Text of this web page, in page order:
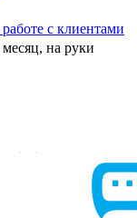
с клиентами
месяц, на руки